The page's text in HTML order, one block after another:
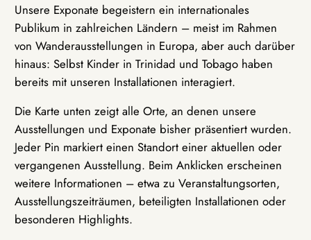
Unsere Exponate begeistern ein internationales
Publikum in zahlreichen Ländern – meist im Rahmen
von Wanderausstellungen in Europa, aber auch darüber
hinaus: Selbst Kinder in Trinidad und Tobago haben
bereits mit unseren Installationen interagiert.
Die Karte unten zeigt alle Orte, an denen unsere
Ausstellungen und Exponate bisher präsentiert wurden.
Jeder Pin markiert einen Standort einer aktuellen oder
vergangenen Ausstellung. Beim Anklicken erscheinen
weitere Informationen – etwa zu Veranstaltungsorten,
Ausstellungszeiträumen, beteiligten Installationen oder
besonderen Highlights.